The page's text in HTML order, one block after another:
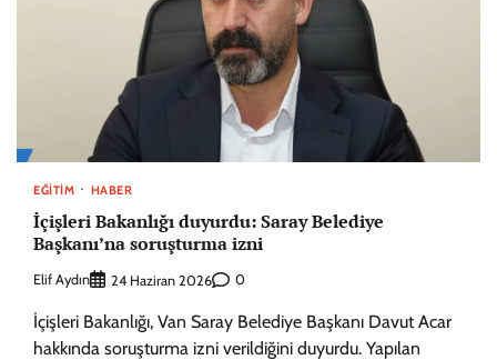
EĞITIM HABER
İçişleri Bakanlığı duyurdu: Saray Belediye
Başkanı’na soruşturma izni
Elif Aydın 24 Haziran 2026 0
İçişleri Bakanlığı, Van Saray Belediye Başkanı Davut Acar
hakkında soruşturma izni verildiğini duyurdu. Yapılan